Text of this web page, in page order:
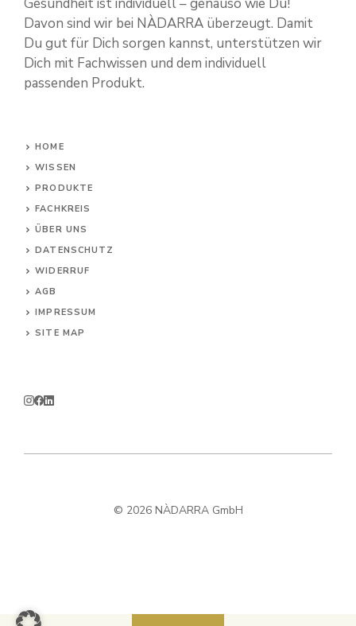
Gesundheit ist individuell – genauso wie Du!
Davon sind wir bei NÀDARRA überzeugt. Damit
Du gut für Dich sorgen kannst, unterstützen wir
Dich mit Fachwissen und dem individuell
passenden Produkt.
HOME
WISSEN
PRODUKTE
FACHKREIS
ÜBER UNS
DATENSCHUTZ
WIDERRUF
AGB
IMPRESSUM
SITE MAP
© 2026 NÀDARRA GmbH
Produkt zum Warenkorb hinzugefügt.